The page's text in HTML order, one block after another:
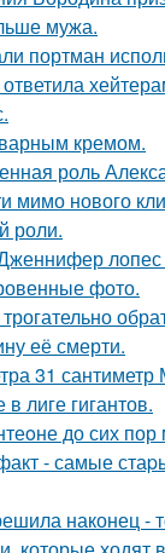
мужа.
портман
кремом.
роль
мимо нового
роли.
фото.
её смерти.
31 сантиметр
лиге гигантов.
до сих пор
- самые
наконец -